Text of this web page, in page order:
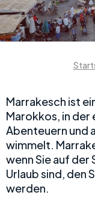
Marrakesch ist
Marokkos, in der
Abenteuern und
wimmelt.
wenn Sie auf der
Urlaub sind, den
werden.